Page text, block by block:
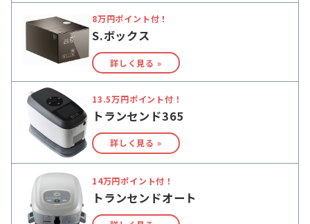
8万円ポイント付！
S.ボックス
詳しく見る »
13.5万円ポイント付！
トランセンド365
詳しく見る »
14万円ポイント付！
トランセンドオート